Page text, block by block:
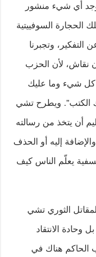
يوجد أي شيء منشور
الحجارة السوفييتية
التفكير، وتجبرنا
نقاش، لأن الحزب
كل شيء وما عليك
الكتب”. ويطرح تشي
أن يتخذ من رسالته
إليه أو الحذف
يعلّم الناس كيف
الثوري تشي
وحادة الانتقاد
الحاكم هناك في